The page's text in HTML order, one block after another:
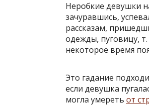
Неробкие девушки
зачуравшись,
рассказам,
одежды, пуговицу,
некоторое время
Это гадание
если девушка
могла умереть от